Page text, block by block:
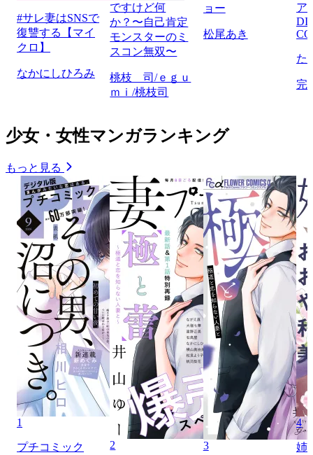
#サレ妻はSNSで
復讐する【マイ
クロ】
なかにしひろみ
ですけど何
か？〜自己肯定
モンスターのミ
スコン無双〜
桃枝 司/ｅｇｕ
ｍｉ/桃枝司
ョー
松尾あき
ア
た
完
少女・女性マンガランキング
もっと見る
1
プチコミック
2 3
4
姉